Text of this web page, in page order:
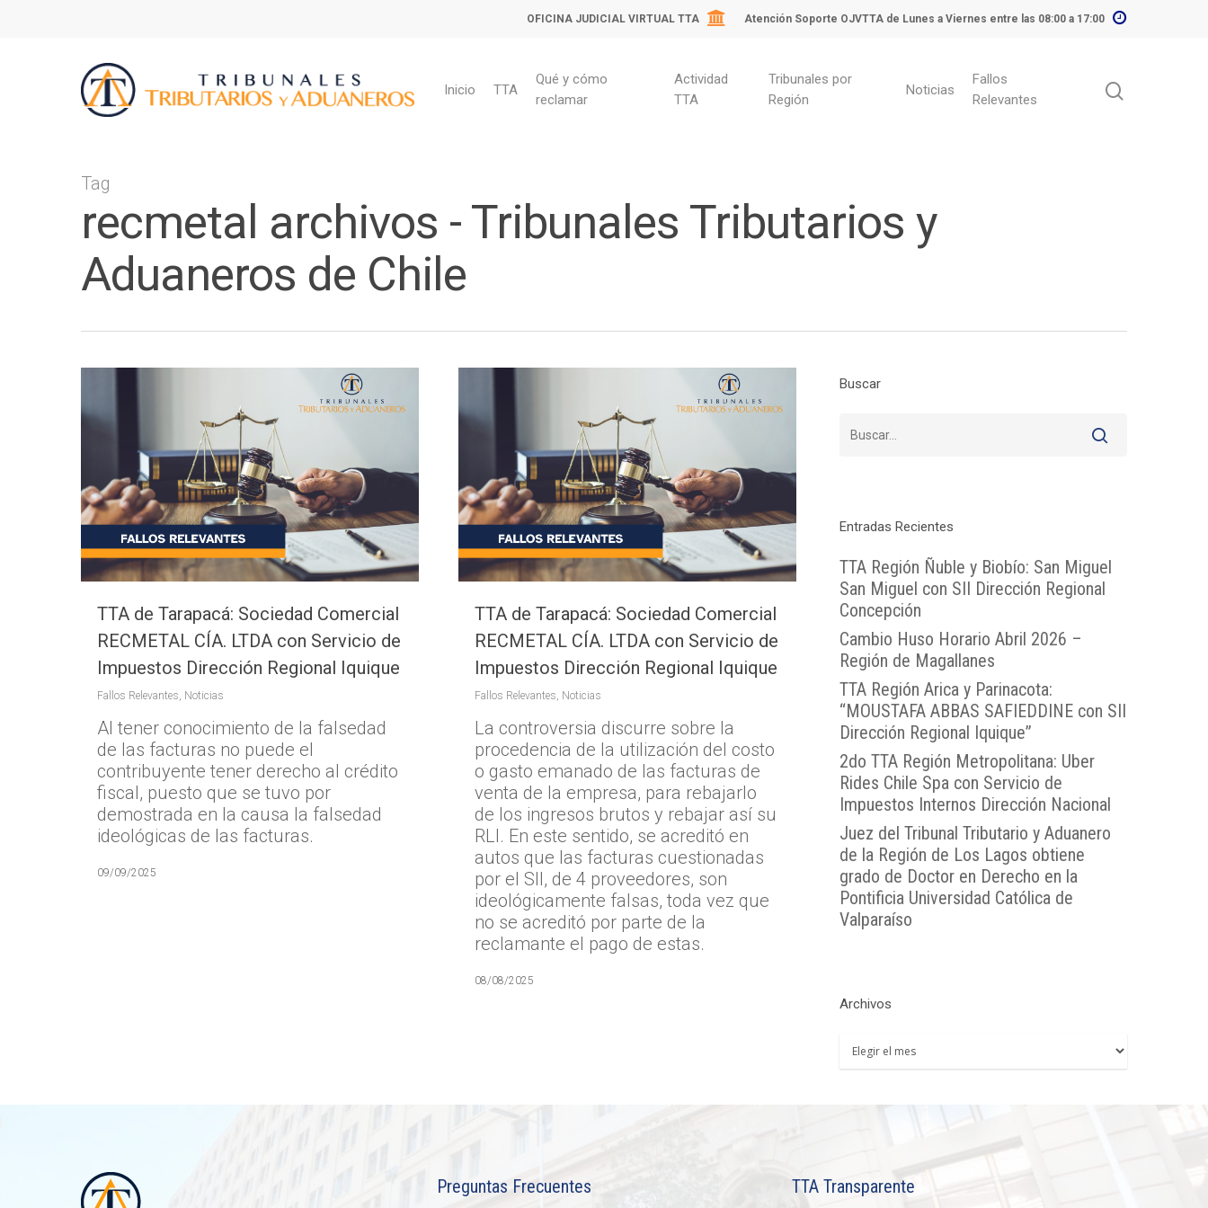
OFICINA JUDICIAL VIRTUAL TTA Atención Soporte OJVTTA de Lunes a Viernes entre las 08:00 a 17:00
Presione ENTER para buscar o ESC para cerrar
Inicio TTA
Qué y cómo
reclamar
Actividad
TTA
Tribunales por
Región
Noticias
Fallos
Relevantes
Tag
recmetal archivos - Tribunales Tributarios y
Aduaneros de Chile
TTA de Tarapacá: Sociedad Comercial
RECMETAL CÍA. LTDA con Servicio de
Impuestos Dirección Regional Iquique
Fallos Relevantes Noticias
Al tener conocimiento de la falsedad
de las facturas no puede el
contribuyente tener derecho al crédito
fiscal, puesto que se tuvo por
demostrada en la causa la falsedad
ideológicas de las facturas.
09/09/2025
TTA de Tarapacá: Sociedad Comercial
RECMETAL CÍA. LTDA con Servicio de
Impuestos Dirección Regional Iquique
Fallos Relevantes Noticias
La controversia discurre sobre la
procedencia de la utilización del costo
o gasto emanado de las facturas de
venta de la empresa, para rebajarlo
de los ingresos brutos y rebajar así su
RLI. En este sentido, se acreditó en
autos que las facturas cuestionadas
por el SII, de 4 proveedores, son
ideológicamente falsas, toda vez que
no se acreditó por parte de la
reclamante el pago de estas.
08/08/2025
Buscar
Entradas Recientes
TTA Región Ñuble y Biobío: San Miguel
San Miguel con SII Dirección Regional
Concepción
Cambio Huso Horario Abril 2026 –
Región de Magallanes
TTA Región Arica y Parinacota:
“MOUSTAFA ABBAS SAFIEDDINE con SII
Dirección Regional Iquique”
2do TTA Región Metropolitana: Uber
Rides Chile Spa con Servicio de
Impuestos Internos Dirección Nacional
Juez del Tribunal Tributario y Aduanero
de la Región de Los Lagos obtiene
grado de Doctor en Derecho en la
Pontificia Universidad Católica de
Valparaíso
Archivos
Archivos
Preguntas Frecuentes
TTA Transparente